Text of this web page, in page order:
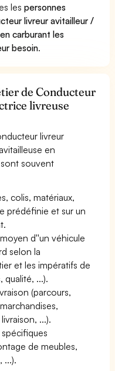
lespersonnes
livreur avitailleur /
carburant les
besoin.
de Conducteur
livreuse
livreur
en
souvent
colis, matériaux,
prédéfinie et sur un
d''un véhicule
selon la
et les impératifs de
qualité, ...).
(parcours,
...).
de meubles,
...).